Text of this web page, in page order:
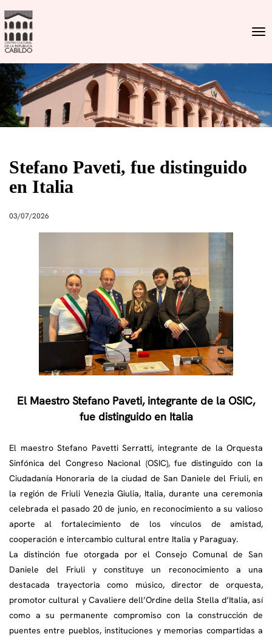
Stefano Paveti, fue distinguido
en Italia
03/07/2026
El Maestro Stefano Paveti, integrante de la OSIC,
fue distinguido en Italia
El maestro Stefano Pavetti Serratti, integrante de la Orquesta
Sinfónica del Congreso Nacional (OSIC), fue distinguido con la
Ciudadanía Honoraria de la ciudad de San Daniele del Friuli, en
la región de Friuli Venezia Giulia, Italia, durante una ceremonia
celebrada el pasado 20 de junio, en reconocimiento a su valioso
aporte al fortalecimiento de los vínculos de amistad,
cooperación e intercambio cultural entre Italia y Paraguay.
La distinción fue otorgada por el Consejo Comunal de San
Daniele del Friuli y constituye un reconocimiento a una
destacada trayectoria como músico, director de orquesta,
promotor cultural y Cavaliere dell’Ordine della Stella d’Italia, así
como a su permanente compromiso con la construcción de
puentes entre pueblos, instituciones y memorias compartidas a